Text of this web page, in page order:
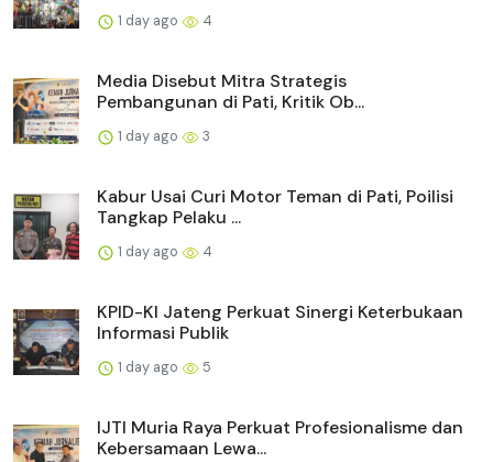
1 day ago 4
Media Disebut Mitra Strategis
Pembangunan di Pati, Kritik Ob...
1 day ago 3
Kabur Usai Curi Motor Teman di Pati, Poilisi
Tangkap Pelaku ...
1 day ago 4
KPID-KI Jateng Perkuat Sinergi Keterbukaan
Informasi Publik
1 day ago 5
IJTI Muria Raya Perkuat Profesionalisme dan
Kebersamaan Lewa...